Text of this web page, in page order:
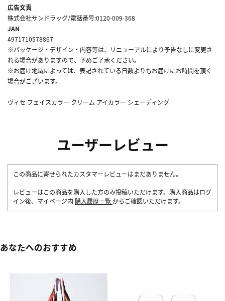
広告文責
株式会社サンドラッグ/電話番号:0120-009-368
JAN
4971710578867
※パッケージ・デザイン・内容等は、リニューアルにより予告なしに変更さ
れる場合がありますので、予めご了承ください。
※お届け地域によっては、表記されている日数よりもお届けにお時間を頂く
場合がございます。
ヴィセ フェイスカラー クリーム アイカラー シェーディング
ユーザーレビュー
この商品に寄せられたカスタマーレビューはまだありません。
レビューはこの商品を購入した方のみ投稿いただけます。購入商品はログ
イン後、マイページ内 購入履歴一覧 からご確認いただけます。
あなたへのおすすめ